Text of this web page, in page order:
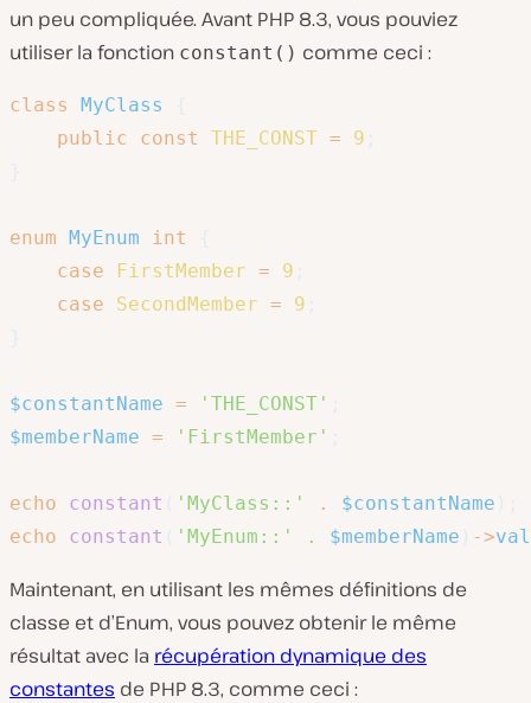
un peu compliquée. Avant PHP 8.3, vous pouviez
utiliser la fonction constant() comme ceci :
class MyClass
public
const THE_CONST = 9
enum MyEnum int
case
FirstMember = 9
case
SecondMember = 9
$constantName = 'THE_CONST'
$memberName = 'FirstMember'
echo constant 'MyClass::' . $constantName
echo
constant 'MyEnum::' . $memberName ->
Maintenant, en utilisant les mêmes définitions de
classe et d’Enum, vous pouvez obtenir le même
résultat avec la récupération dynamique des
constantes de PHP 8.3, comme ceci :